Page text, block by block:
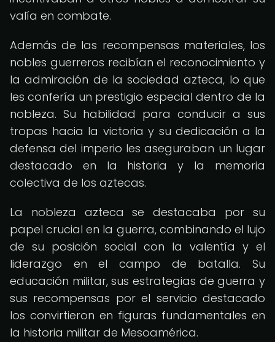
valía en combate.
Además de las recompensas materiales, los
nobles guerreros recibían el reconocimiento y
la admiración de la sociedad azteca, lo que
les confería un prestigio especial dentro de la
nobleza. Su habilidad para conducir a sus
tropas hacia la victoria y su dedicación a la
defensa del imperio les aseguraban un lugar
destacado en la historia y la memoria
colectiva de los aztecas.
La nobleza azteca se destacaba por su
papel crucial en la guerra, combinando el lujo
de su posición social con la valentía y el
liderazgo en el campo de batalla. Su
educación militar, sus estrategias de guerra y
sus recompensas por el servicio destacado
los convirtieron en figuras fundamentales en
la historia militar de Mesoamérica.